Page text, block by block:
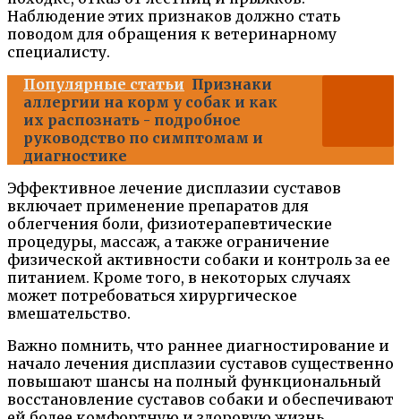
Наблюдение этих признаков должно стать
поводом для обращения к ветеринарному
специалисту.
Популярные статьи Признаки
аллергии на корм у собак и как
их распознать - подробное
руководство по симптомам и
диагностике
Эффективное лечение дисплазии суставов
включает применение препаратов для
облегчения боли, физиотерапевтические
процедуры, массаж, а также ограничение
физической активности собаки и контроль за ее
питанием. Кроме того, в некоторых случаях
может потребоваться хирургическое
вмешательство.
Важно помнить, что раннее диагностирование и
начало лечения дисплазии суставов существенно
повышают шансы на полный функциональный
восстановление суставов собаки и обеспечивают